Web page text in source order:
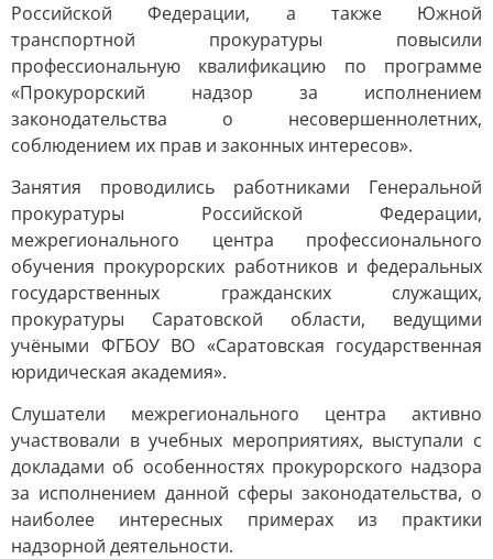
Российской Федерации, а также Южной
транспортной прокуратуры повысили
профессиональную квалификацию по программе
«Прокурорский надзор за исполнением
законодательства о несовершеннолетних,
соблюдением их прав и законных интересов».
Занятия проводились работниками Генеральной
прокуратуры Российской Федерации,
межрегионального центра профессионального
обучения прокурорских работников и федеральных
государственных гражданских служащих,
прокуратуры Саратовской области, ведущими
учёными ФГБОУ ВО «Саратовская государственная
юридическая академия».
Слушатели межрегионального центра активно
участвовали в учебных мероприятиях, выступали с
докладами об особенностях прокурорского надзора
за исполнением данной сферы законодательства, о
наиболее интересных примерах из практики
надзорной деятельности.